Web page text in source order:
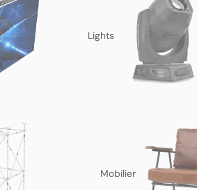
Lights
Mobilier